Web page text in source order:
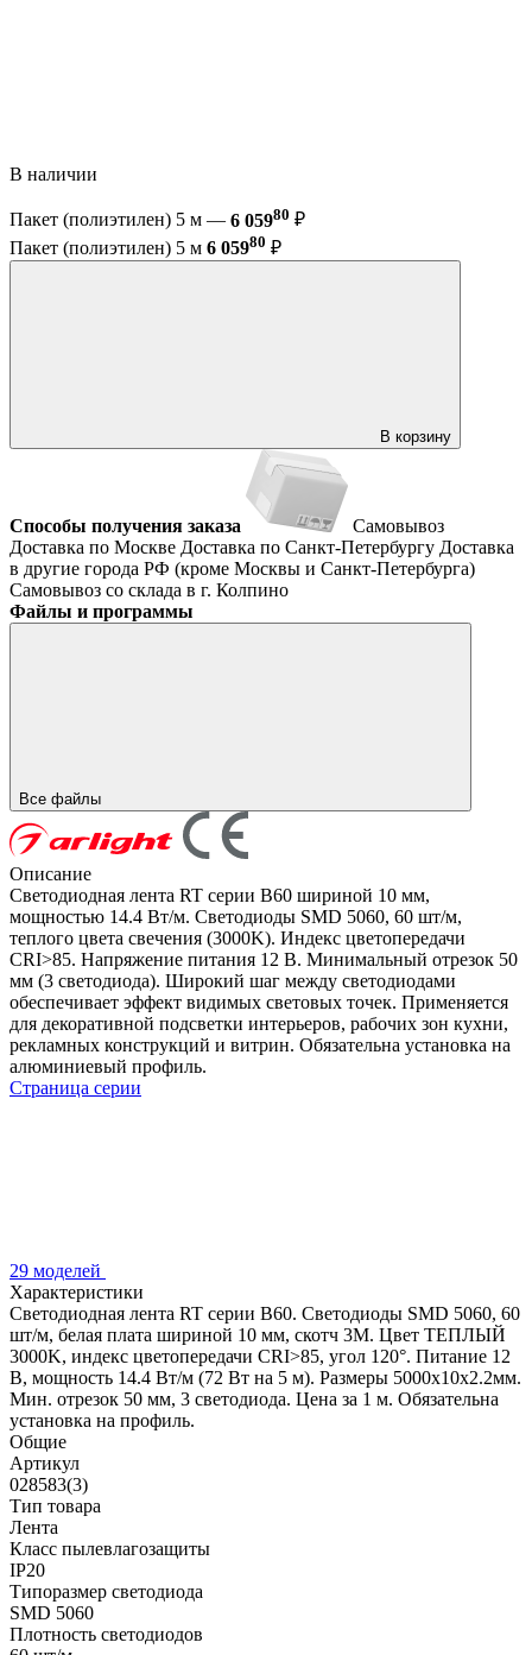
В наличии
Пакет (полиэтилен) 5 м — 6 05980 ₽
Пакет (полиэтилен) 5 м 6 05980 ₽
В корзину
Способы получения заказа
Самовывоз
Доставка по Москве Доставка по Санкт-Петербургу Доставка
в другие города РФ (кроме Москвы и Санкт-Петербурга)
Самовывоз со склада в г. Колпино
Файлы и программы
Все файлы
Описание
Светодиодная лента RT серии B60 шириной 10 мм,
мощностью 14.4 Вт/м. Светодиоды SMD 5060, 60 шт/м,
теплого цвета свечения (3000K). Индекс цветопередачи
CRI>85. Напряжение питания 12 В. Минимальный отрезок 50
мм (3 светодиода). Широкий шаг между светодиодами
обеспечивает эффект видимых световых точек. Применяется
для декоративной подсветки интерьеров, рабочих зон кухни,
рекламных конструкций и витрин. Обязательна установка на
алюминиевый профиль.
Страница серии
29 моделей
Характеристики
Светодиодная лента RT серии B60. Светодиоды SMD 5060, 60
шт/м, белая плата шириной 10 мм, скотч 3M. Цвет ТЕПЛЫЙ
3000K, индекс цветопередачи CRI>85, угол 120°. Питание 12
В, мощность 14.4 Вт/м (72 Вт на 5 м). Размеры 5000x10x2.2мм.
Мин. отрезок 50 мм, 3 светодиода. Цена за 1 м. Обязательна
установка на профиль.
Общие
Артикул
028583(3)
Тип товара
Лента
Класс пылевлагозащиты
IP20
Типоразмер светодиода
SMD 5060
Плотность светодиодов